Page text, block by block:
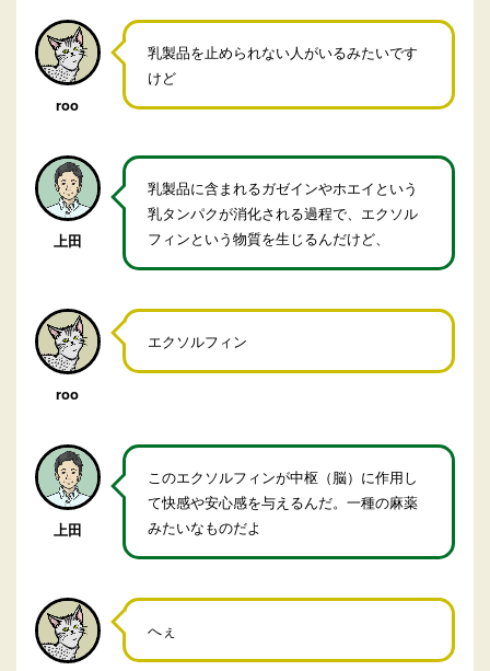
roo
乳製品を止められない人がいるみたいです
けど
上田
乳製品に含まれるガゼインやホエイという
乳タンパクが消化される過程で、エクソル
フィンという物質を生じるんだけど、
roo
エクソルフィン
上田
このエクソルフィンが中枢（脳）に作用し
て快感や安心感を与えるんだ。一種の麻薬
みたいなものだよ
へぇ